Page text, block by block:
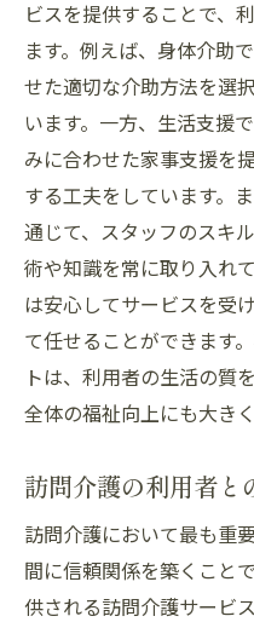
ビスを提供することで、
ます。例えば、身体介助
せた適切な介助方法を選
います。一方、生活支援
みに合わせた家事支援を
する工夫をしています。
通じて、スタッフのスキ
術や知識を常に取り入れ
は安心してサービスを受
て任せることができます
トは、利用者の生活の質
全体の福祉向上にも大き
訪問介護の利用者と
訪問介護において最も重
間に信頼関係を築くこと
供される訪問介護サービ